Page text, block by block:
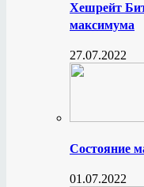
Хешрейт
максимума
27.07.2022
Состояние
01.07.2022